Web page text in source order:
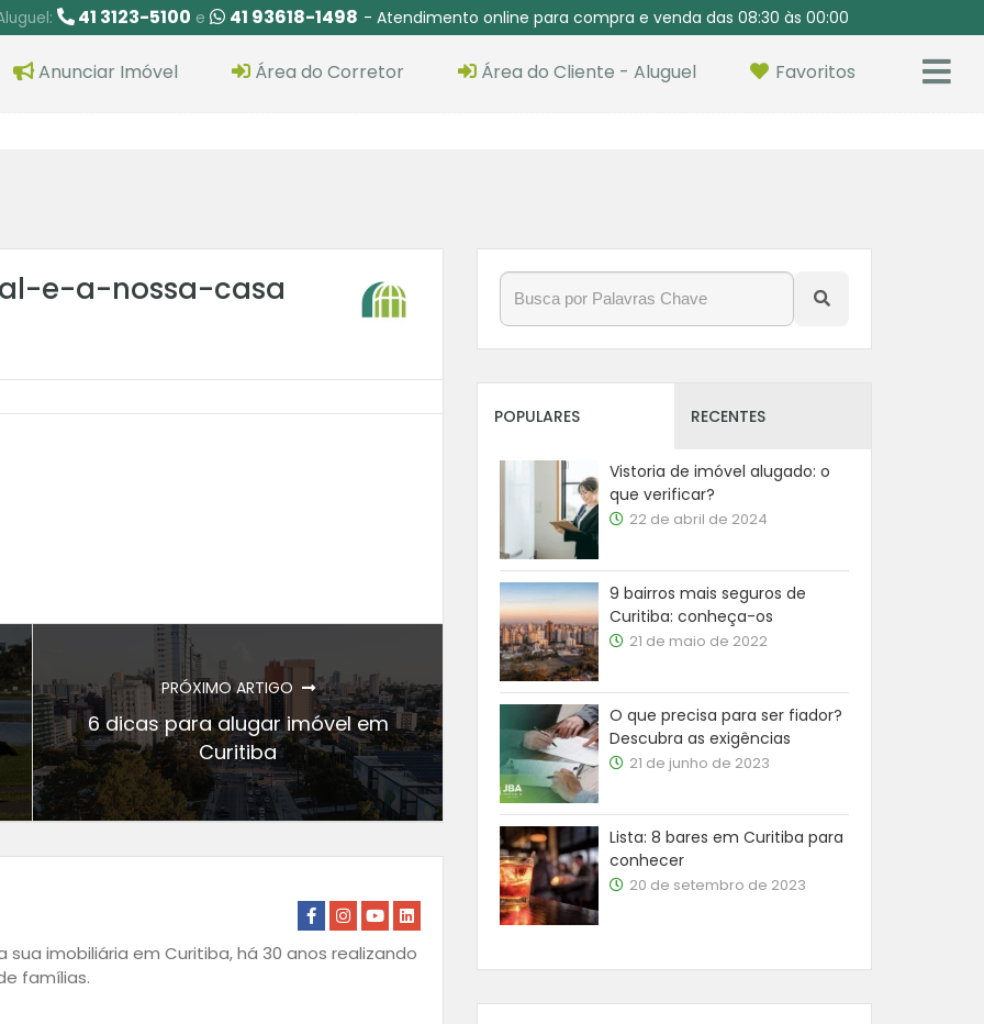
41 3123-5100 e 41 93618-1498 - Atendimento online para compra e venda das 08:30 às 00:00
Anunciar Imóvel Área do Corretor Área do Cliente - Aluguel Favoritos
e-a-nossa-casa
PRÓXIMO ARTIGO
6 dicas para alugar imóvel em
Curitiba
sua imobiliária em Curitiba, há 30 anos realizando
famílias.
POPULARES RECENTES
Vistoria de imóvel alugado: o
que verificar?
22 de abril de 2024
9 bairros mais seguros de
Curitiba: conheça-os
21 de maio de 2022
O que precisa para ser fiador?
Descubra as exigências
21 de junho de 2023
Lista: 8 bares em Curitiba para
conhecer
20 de setembro de 2023